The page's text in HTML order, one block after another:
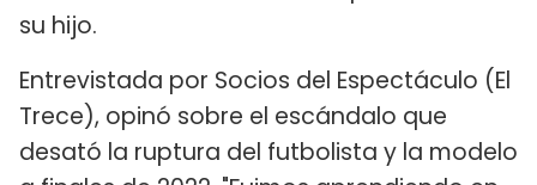
su hijo.
Entrevistada por Socios del Espectáculo (El
Trece), opinó sobre el escándalo que
desató la ruptura del futbolista y la modelo